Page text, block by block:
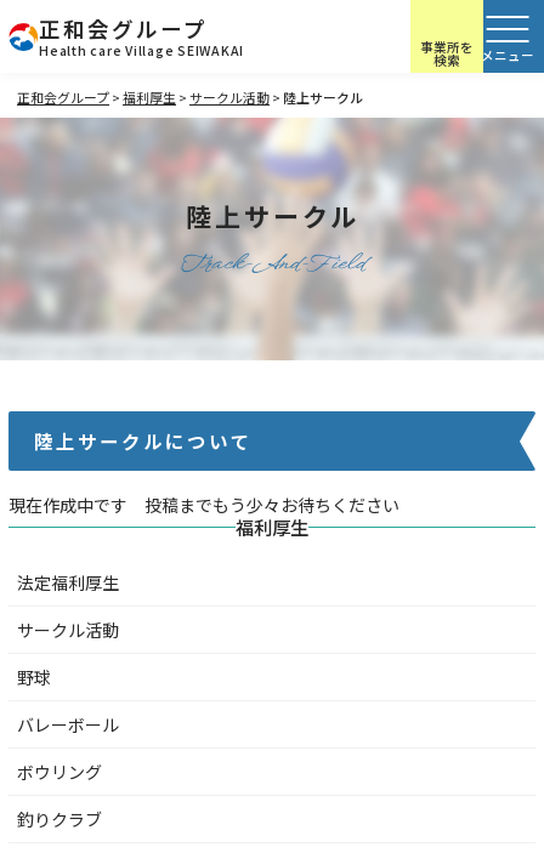
正和会グループ
Health care Village SEIWAKAI
正和会グループ>福利厚生 >サークル活動> 陸上サークル
事業所を
検索
陸上サークル
Track-And-Field
陸上サークルについて
現在作成中です 投稿までもう少々お待ちください
福利厚生
法定福利厚生
サークル活動
野球
バレーボール
ボウリング
釣りクラブ